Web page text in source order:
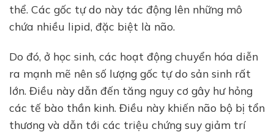
thể. Các gốc tự do này tác động lên những mô
chứa nhiều lipid, đặc biệt là não.
Do đó, ở học sinh, các hoạt động chuyển hóa diễn
ra mạnh mẽ nên số lượng gốc tự do sản sinh rất
lớn. Điều này dẫn đến tăng nguy cơ gây hư hỏng
các tế bào thần kinh. Điều này khiến não bộ bị tổn
thương và dẫn tới các triệu chứng suy giảm trí